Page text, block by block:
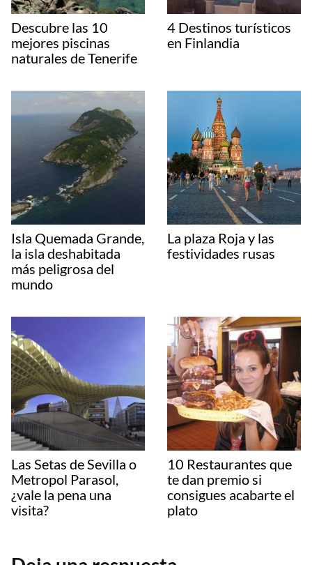
Descubre las 10
mejores piscinas
naturales de Tenerife
4 Destinos turísticos
en Finlandia
Isla Quemada Grande,
la isla deshabitada
más peligrosa del
mundo
La plaza Roja y las
festividades rusas
Las Setas de Sevilla o
Metropol Parasol,
¿vale la pena una
visita?
10 Restaurantes que
te dan premio si
consigues acabarte el
plato